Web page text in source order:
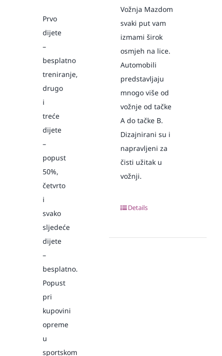
Prvo
dijete
–
besplatno
treniranje,
drugo
i
treće
dijete
–
popust
50%,
četvrto
i
svako
sljedeće
dijete
–
besplatno.
Popust
pri
kupovini
opreme
u
sportskom
Vožnja Mazdom
svaki put vam
izmami širok
osmjeh na lice.
Automobili
predstavljaju
mnogo više od
vožnje od tačke
A do tačke B.
Dizajnirani su i
napravljeni za
čisti užitak u
vožnji.
Details